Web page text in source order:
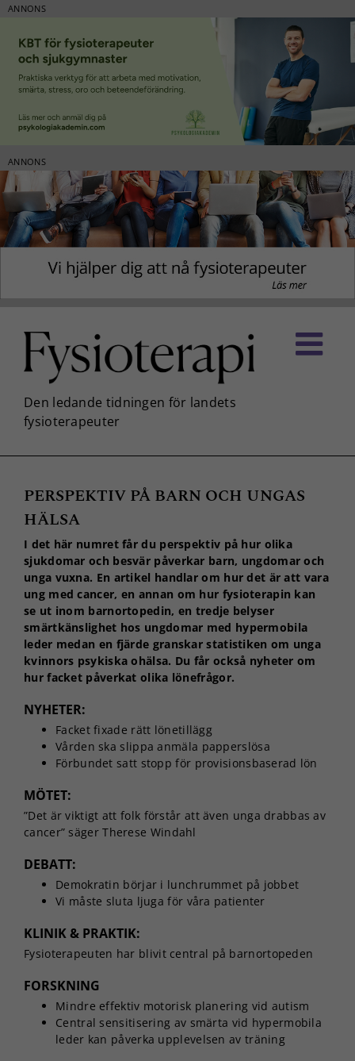
ANNONS
ANNONS
innehållet
PERSPEKTIV PÅ BARN OCH UNGAS
HÄLSA
I det här numret får du perspektiv på hur olika
sjukdomar och besvär påverkar barn, ungdomar och
unga vuxna. En artikel handlar om hur det är att vara
ung med cancer, en annan om hur fysioterapin kan
se ut inom barnortopedin, en tredje belyser
smärtkänslighet hos ungdomar med hypermobila
leder medan en fjärde granskar statistiken om unga
kvinnors psykiska ohälsa. Du får också nyheter om
hur facket påverkat olika lönefrågor.
NYHETER:
Facket fixade rätt lönetillägg
Vården ska slippa anmäla papperslösa
Förbundet satt stopp för provisionsbaserad lön
MÖTET:
”Det är viktigt att folk förstår att även unga drabbas av
cancer” säger Therese Windahl
DEBATT:
Demokratin börjar i lunchrummet på jobbet
Vi måste sluta ljuga för våra patienter
KLINIK & PRAKTIK:
Fysioterapeuten har blivit central på barnortopeden
FORSKNING
Mindre effektiv motorisk planering vid autism
Central sensitisering av smärta vid hypermobila
leder kan påverka upplevelsen av träning